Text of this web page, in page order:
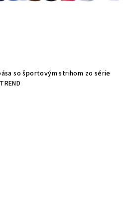
so športovým strihom zo série